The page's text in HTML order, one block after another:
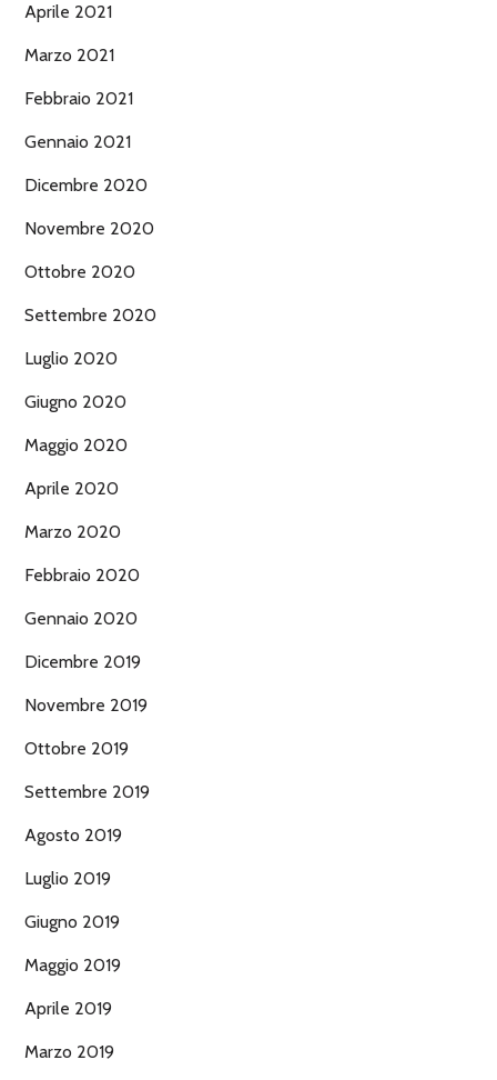
Aprile 2021
Marzo 2021
Febbraio 2021
Gennaio 2021
Dicembre 2020
Novembre 2020
Ottobre 2020
Settembre 2020
Luglio 2020
Giugno 2020
Maggio 2020
Aprile 2020
Marzo 2020
Febbraio 2020
Gennaio 2020
Dicembre 2019
Novembre 2019
Ottobre 2019
Settembre 2019
Agosto 2019
Luglio 2019
Giugno 2019
Maggio 2019
Aprile 2019
Marzo 2019